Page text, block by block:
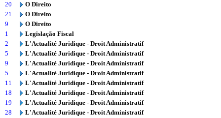
20
O Direito
21
O Direito
9
O Direito
1
Legislação Fiscal
2
L'Actualité Juridique - Droit Administratif
5
L'Actualité Juridique - Droit Administratif
9
L'Actualité Juridique - Droit Administratif
5
L'Actualité Juridique - Droit Administratif
11
L'Actualité Juridique - Droit Administratif
18
L'Actualité Juridique - Droit Administratif
19
L'Actualité Juridique - Droit Administratif
28
L'Actualité Juridique - Droit Administratif